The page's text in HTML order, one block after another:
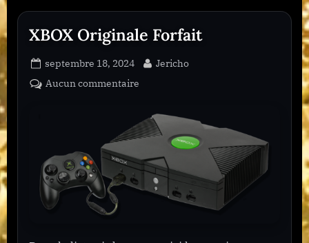
e
1
XBOX Originale Forfait
Posted
on
septembre 18, 2024 By
Jericho
Aucun commentaire
Originale
Forfait